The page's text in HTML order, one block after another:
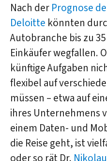
Nach der Prognose
Deloitte könnten
Autobranche bis zu
Einkäufer wegfallen.
künftige Aufgaben
flexibel auf
müssen – etwa auf
ihres Unternehmens
einem Daten- und
die Reise geht, ist